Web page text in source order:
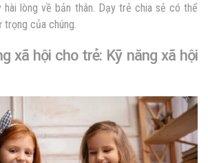
hài lòng về bản thân. Dạy trẻ chia sẻ có thể
của chúng.
xã hội cho trẻ: Kỹ năng xã hội